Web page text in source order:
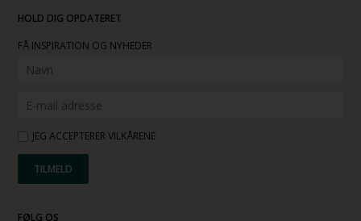
HOLD DIG OPDATERET
FÅ INSPIRATION OG NYHEDER
JEG ACCEPTERER VILKÅRENE
FØLG OS